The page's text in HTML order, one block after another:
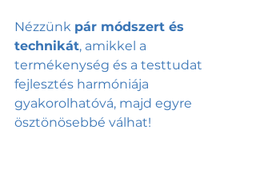
Nézzünk pár módszert és
technikát, amikkel a
termékenység és a testtudat
fejlesztés harmóniája
gyakorolhatóvá, majd egyre
ösztönösebbé válhat!